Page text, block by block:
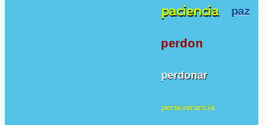
paciencia paz
perdon
perdonar
perseverancia